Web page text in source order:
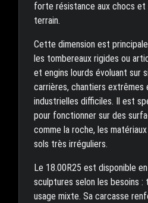
forte résistance aux chocs et
terrain.
Cette dimension est
les tombereaux rigides ou
et engins lourds évoluant sur
carrières, chantiers extrêmes
industrielles difficiles. Il est
pour fonctionner sur des
comme la roche, les
sols très irréguliers.
Le 18.00R25 est disponible
sculptures selon les besoins :
usage mixte. Sa carcasse